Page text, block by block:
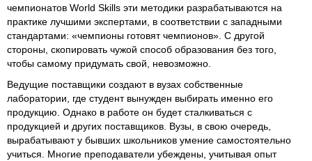
чемпионатов World Skills эти методики разрабатываются на
практике лучшими экспертами, в соответствии с западными
стандартами: «чемпионы готовят чемпионов». С другой
стороны, скопировать чужой способ образования без того,
чтобы самому придумать свой, невозможно.
Ведущие поставщики создают в вузах собственные
лаборатории, где студент вынужден выбирать именно его
продукцию. Однако в работе он будет сталкиваться с
продукцией и других поставщиков. Вузы, в свою очередь,
вырабатывают у бывших школьников умение самостоятельно
учиться. Многие преподаватели убеждены, учитывая опыт